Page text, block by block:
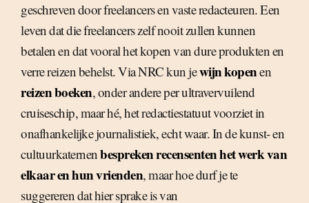
geschreven door freelancers en vaste redacteuren. Een
leven dat die freelancers zelf nooit zullen kunnen
betalen en dat vooral het kopen van dure produkten en
verre reizen behelst. Via NRC kun jewijn kopenen
reizen boeken, onder andere per ultravervuilend
cruiseschip, maar hé, het redactiestatuut voorziet in
onafhankelijke journalistiek, echt waar. In de kunst- en
cultuurkaternenbespreken recensenten het werk van
elkaar en hun vrienden, maar hoe durf je te
suggereren dat hier sprake is van